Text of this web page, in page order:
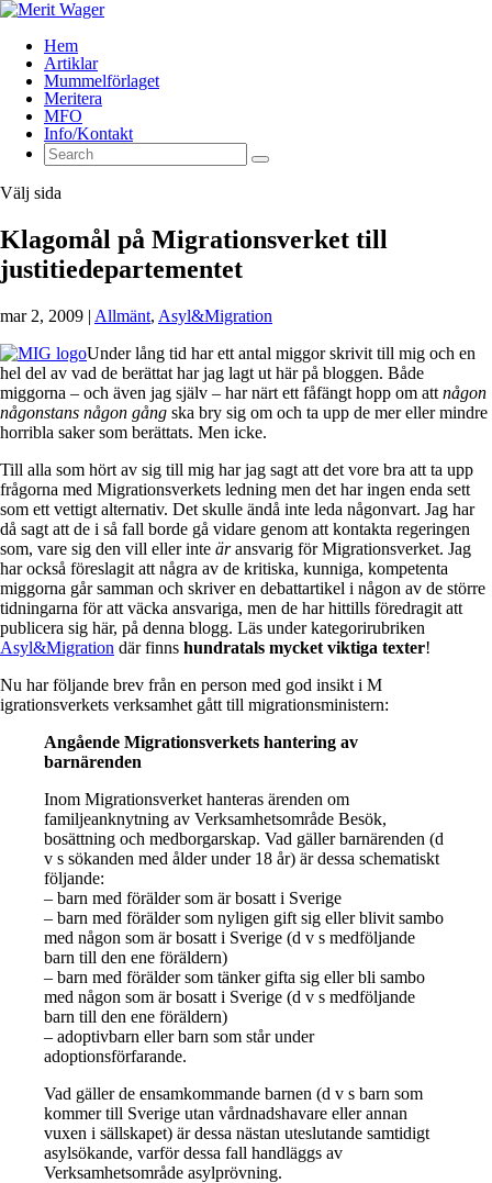
Hem
Artiklar
Mummelförlaget
Meritera
MFO
Info/Kontakt
Välj sida
Klagomål på Migrationsverket till
justitiedepartementet
mar 2, 2009 | Allmänt, Asyl&Migration
Under lång tid har ett antal miggor skrivit till mig och en
hel del av vad de berättat har jag lagt ut här på bloggen. Både
miggorna – och även jag själv – har närt ett fåfängt hopp om att någon
någonstans någon gång ska bry sig om och ta upp de mer eller mindre
horribla saker som berättats. Men icke.
Till alla som hört av sig till mig har jag sagt att det vore bra att ta upp
frågorna med Migrationsverkets ledning men det har ingen enda sett
som ett vettigt alternativ. Det skulle ändå inte leda någonvart. Jag har
då sagt att de i så fall borde gå vidare genom att kontakta regeringen
som, vare sig den vill eller inte äransvarig för Migrationsverket. Jag
har också föreslagit att några av de kritiska, kunniga, kompetenta
miggorna går samman och skriver en debattartikel i någon av de större
tidningarna för att väcka ansvariga, men de har hittills föredragit att
publicera sig här, på denna blogg. Läs under kategorirubriken
Asyl&Migration där finns hundratals mycket viktiga texter!
Nu har följande brev från en person med god insikt i M
igrationsverkets verksamhet gått till migrationsministern:
Angående Migrationsverkets hantering av
barnärenden
Inom Migrationsverket hanteras ärenden om
familjeanknytning av Verksamhetsområde Besök,
bosättning och medborgarskap. Vad gäller barnärenden (d
v s sökanden med ålder under 18 år) är dessa schematiskt
följande:
– barn med förälder som är bosatt i Sverige
– barn med förälder som nyligen gift sig eller blivit sambo
med någon som är bosatt i Sverige (d v s medföljande
barn till den ene föräldern)
– barn med förälder som tänker gifta sig eller bli sambo
med någon som är bosatt i Sverige (d v s medföljande
barn till den ene föräldern)
– adoptivbarn eller barn som står under
adoptionsförfarande.
Vad gäller de ensamkommande barnen (d v s barn som
kommer till Sverige utan vårdnadshavare eller annan
vuxen i sällskapet) är dessa nästan uteslutande samtidigt
asylsökande, varför dessa fall handläggs av
Verksamhetsområde asylprövning.